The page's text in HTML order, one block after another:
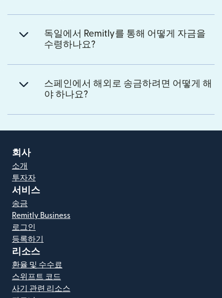
독일에서 Remitly를 통해 어떻게 자금을
수령하나요?
스페인에서 해외로 송금하려면 어떻게 해
야 하나요?
회사
소개
투자자
서비스
송금
Remitly Business
로그인
등록하기
리소스
환율 및 수수료
스위프트 코드
사기 관련 리소스